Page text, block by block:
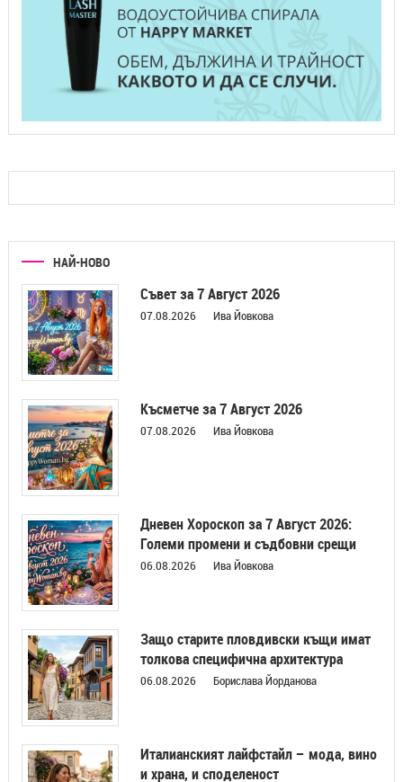
НАЙ-НОВО
Съвет за 7 Август 2026
07.08.2026 Ива Йовкова
Късметче за 7 Август 2026
07.08.2026 Ива Йовкова
Дневен Хороскоп за 7 Август 2026:
Големи промени и съдбовни срещи
06.08.2026 Ива Йовкова
Защо старите пловдивски къщи имат
толкова специфична архитектура
06.08.2026 Борислава Йорданова
Италианският лайфстайл – мода, вино
и храна, и споделеност